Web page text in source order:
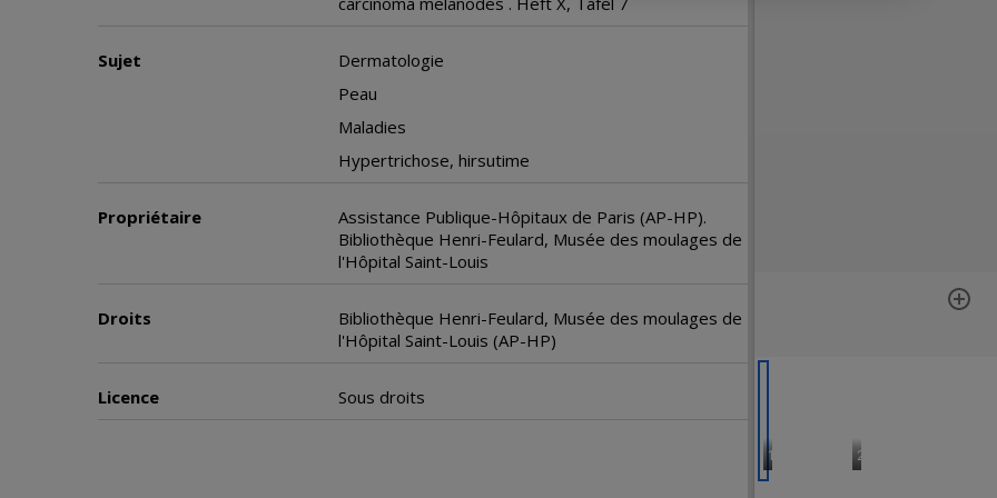
Sujet
Dermatologie
Peau
Maladies
Hypertrichose, hirsutime
Propriétaire
Assistance Publique-Hôpitaux de Paris (AP-HP).
Bibliothèque Henri-Feulard, Musée des moulages de
l'Hôpital Saint-Louis
Droits
Bibliothèque Henri-Feulard, Musée des moulages de
l'Hôpital Saint-Louis (AP-HP)
Licence Sous droits
1 2